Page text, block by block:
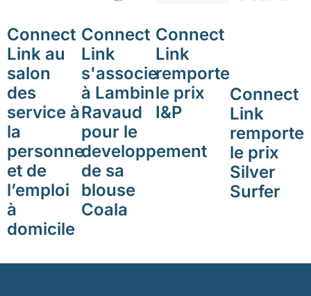
Connect
Link au
salon
des
service à
la
personne
et de
l’emploi
à
domicile
Connect
Link
s'associe
à Lambin
Ravaud
pour le
developpement
de sa
blouse
Coala
Connect
Link
remporte
le prix
I&P
Connect
Link
remporte
le prix
Silver
Surfer